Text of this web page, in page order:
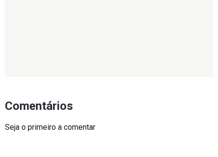
Comentários
Seja o primeiro a comentar